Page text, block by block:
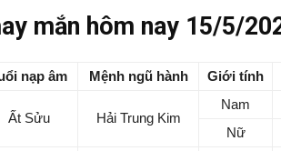
mắn hôm nay 15/5/
nạp âm Mệnh ngũ hành Giới tính
Ất Sửu Hải Trung Kim
Nam
Nữ